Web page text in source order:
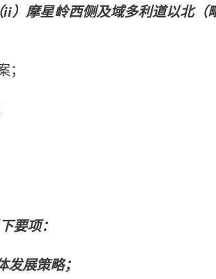
摩星岭西侧及域多利道以北
要项：
展策略；